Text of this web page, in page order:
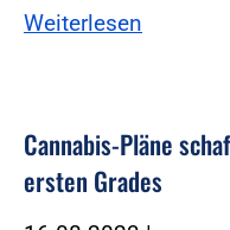
Weiterlesen
Cannabis-Pläne
ersten Grades